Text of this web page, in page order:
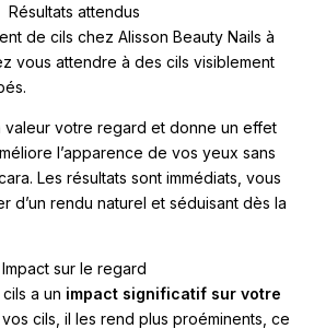
Résultats attendus
de cils chez Alisson Beauty Nails à
vous attendre à des cils visiblement
valeur votre regard et donne un effet
l’apparence de vos yeux sans
Les résultats sont immédiats, vous
d’un rendu naturel et séduisant dès la
Impact sur le regard
a un impact significatif sur votre
cils, il les rend plus proéminents, ce